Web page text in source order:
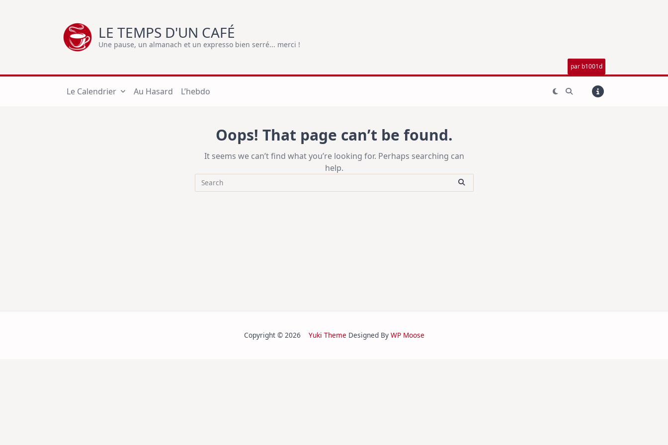
LE TEMPS D'UN CAFÉ
Une pause, un almanach et un expresso bien serré... merci !
par b1001d
Le Calendrier Au Hasard L’hebdo
Oops! That page can’t be found.
It seems we can’t find what you’re looking for. Perhaps searching can
help.
Search
Copyright © 2026 Yuki Theme Designed By WP Moose